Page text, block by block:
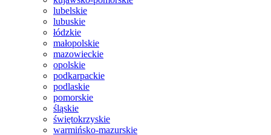
lubelskie
lubuskie
łódzkie
małopolskie
mazowieckie
opolskie
podkarpackie
podlaskie
pomorskie
śląskie
świętokrzyskie
warmińsko-mazurskie